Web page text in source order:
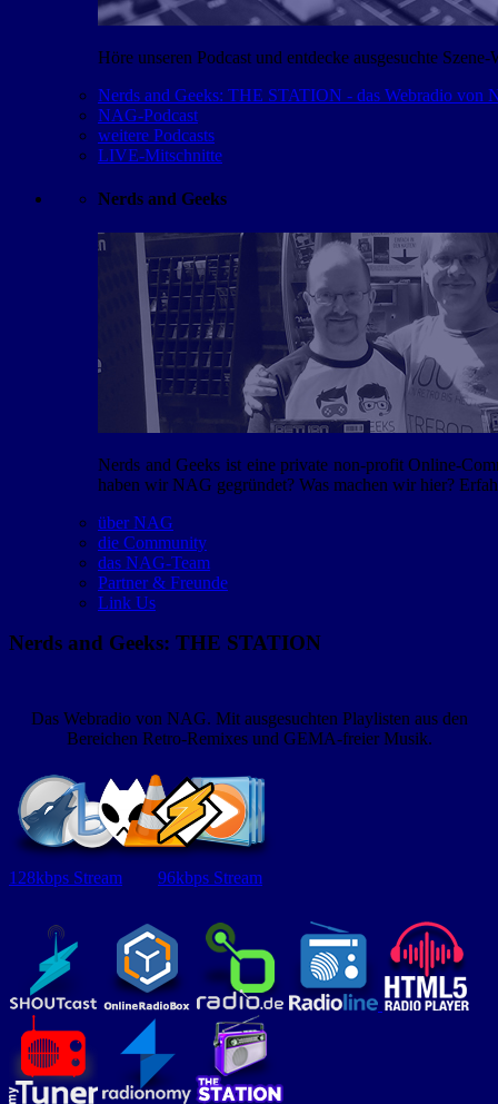
Höre unseren Podcast und entdecke ausgesuchte Szene-
Nerds and Geeks: THE STATION - das Webradio von
NAG-Podcast
weitere Podcasts
LIVE-Mitschnitte
Nerds and Geeks
Nerds and Geeks ist eine private non-profit Online-
haben wir NAG gegründet? Was machen wir hier?
über NAG
die Community
das NAG-Team
Partner & Freunde
Link Us
Nerds and Geeks: THE STATION
Das Webradio von NAG. Mit ausgesuchten Playlisten aus den
Bereichen Retro-Remixes und GEMA-freier Musik.
128kbps Stream 96kbps Stream